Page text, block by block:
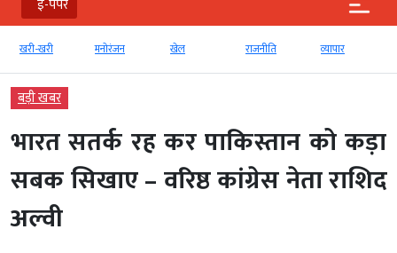
ई-पेपर
खरी-खरी मनोरंजन खेल राजनीति व्‍यापार
बड़ी खबर
भारत सतर्क रह कर पाकिस्तान को कड़ा
सबक सिखाए – वरिष्ठ कांग्रेस नेता राशिद
अल्वी